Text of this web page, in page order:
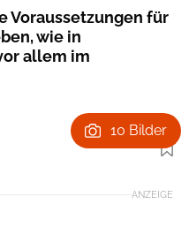
Voraussetzungen für
wie in
allem im
Foto: Shutterstock
10 Bilder
ANZEIGE